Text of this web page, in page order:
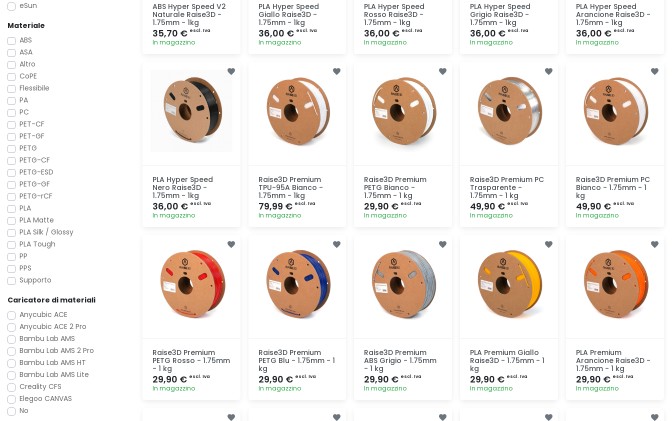
eSun
Materiale
ABS
ASA
Altro
CoPE
Flessibile
PA
PC
PET-CF
PET-GF
PETG
PETG-CF
PETG-ESD
PETG-GF
PETG-rCF
PLA
PLA Matte
PLA Silk / Glossy
PLA Tough
PP
PPS
Supporto
Caricatore di materiali
Anycubic ACE
Anycubic ACE 2 Pro
Bambu Lab AMS
Bambu Lab AMS 2 Pro
Bambu Lab AMS HT
Bambu Lab AMS Lite
Creality CFS
Elegoo CANVAS
No
ABS Hyper Speed V2
Naturale Raise3D -
1.75mm - 1kg
35,70 € escl. Iva
In magazzino
PLA Hyper Speed
Giallo Raise3D -
1.75mm - 1kg
36,00 € escl. Iva
In magazzino
PLA Hyper Speed
Rosso Raise3D -
1.75mm - 1kg
36,00 € escl. Iva
In magazzino
PLA Hyper Speed
Grigio Raise3D -
1.75mm - 1kg
36,00 € escl. Iva
In magazzino
PLA Hyper Speed
Arancione Raise3D -
1.75mm - 1kg
36,00 € escl. Iva
In magazzino
PLA Hyper Speed
Nero Raise3D -
1.75mm - 1kg
36,00 € escl. Iva
In magazzino
Raise3D Premium
TPU-95A Bianco -
1.75mm - 1kg
79,99 € escl. Iva
In magazzino
Raise3D Premium
PETG Bianco -
1.75mm - 1 kg
29,90 € escl. Iva
In magazzino
Raise3D Premium PC
Trasparente -
1.75mm - 1 kg
49,90 € escl. Iva
In magazzino
Raise3D Premium PC
Bianco - 1.75mm - 1
kg
49,90 € escl. Iva
In magazzino
Raise3D Premium
PETG Rosso - 1.75mm
- 1 kg
29,90 € escl. Iva
In magazzino
Raise3D Premium
PETG Blu - 1.75mm - 1
kg
29,90 € escl. Iva
In magazzino
Raise3D Premium
ABS Grigio - 1.75mm
- 1 kg
29,90 € escl. Iva
In magazzino
PLA Premium Giallo
Raise3D - 1.75mm - 1
kg
29,90 € escl. Iva
In magazzino
PLA Premium
Arancione Raise3D -
1.75mm - 1 kg
29,90 € escl. Iva
In magazzino